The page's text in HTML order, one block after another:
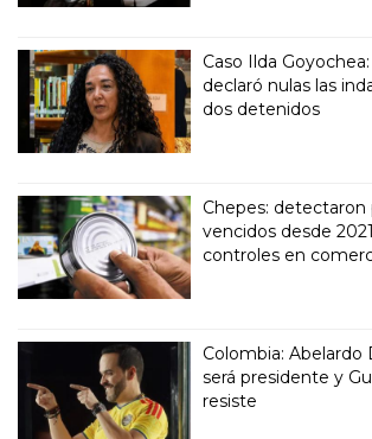
Caso Ilda
declaró nulas las
dos detenidos
Chepes:
vencidos desde
controles en
Colombia: Abelardo
será presidente y
resiste